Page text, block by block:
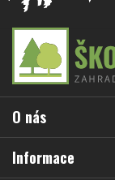
a
í
O nás
Informace